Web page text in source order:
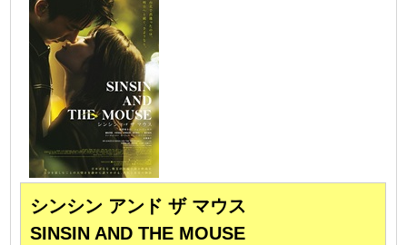
シンシン アンド ザ マウス
SINSIN AND THE MOUSE